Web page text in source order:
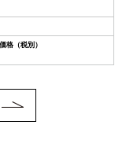
格（税別）